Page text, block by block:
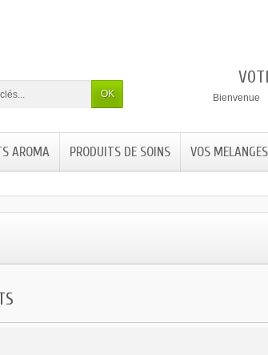
OK Bienvenue
AROMA PRODUITS DE SOINS VOS MELANGES